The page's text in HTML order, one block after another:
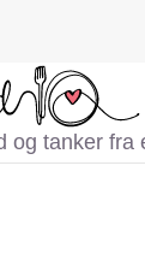
og tanker fra